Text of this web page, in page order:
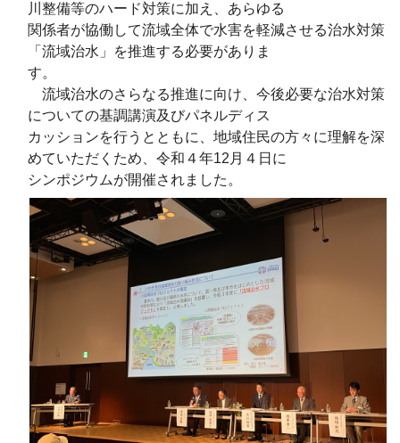
川整備等のハード対策に加え、あらゆる
関係者が協働して流域全体で水害を軽減させる治水対策
「流域治水」を推進する必要がありま
す。
流域治水のさらなる推進に向け、今後必要な治水対策
についての基調講演及びパネルディス
カッションを行うとともに、地域住民の方々に理解を深
めていただくため、令和４年12月４日に
シンポジウムが開催されました。